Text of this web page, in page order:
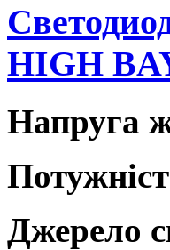
HIGH
Напруга
Джерело